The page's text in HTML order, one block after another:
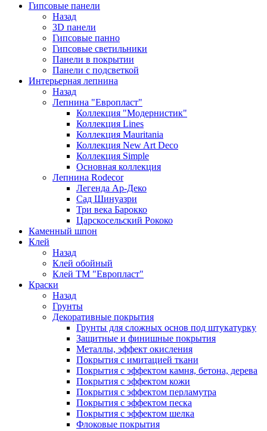
Гипсовые панели
Назад
3D панели
Гипсовые панно
Гипсовые светильники
Панели в покрытии
Панели с подсветкой
Интерьерная лепнина
Назад
Лепнина "Европласт"
Коллекция "Модернистик"
Коллекция Lines
Коллекция Mauritania
Коллекция New Art Deco
Коллекция Simple
Основная коллекция
Лепнина Rodecor
Легенда Ар-Деко
Сад Шинуазри
Три века Барокко
Царскосельский Рококо
Каменный шпон
Клей
Назад
Клей обойный
Клей ТМ "Европласт"
Краски
Назад
Грунты
Декоративные покрытия
Грунты для сложных основ под штукатурку
Защитные и финишные покрытия
Металлы, эффект окисления
Покрытия с имитацией ткани
Покрытия с эффектом камня, бетона, дерева
Покрытия с эффектом кожи
Покрытия с эффектом перламутра
Покрытия с эффектом песка
Покрытия с эффектом шелка
Флоковые покрытия